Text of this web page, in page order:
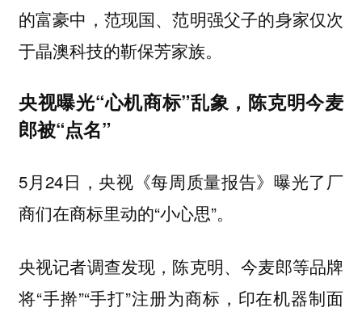
的富豪中，范现国、范明强父子的身家仅次
于晶澳科技的靳保芳家族。
央视曝光“心机商标”乱象，陈克明今麦
郎被“点名”
5月24日，央视《每周质量报告》曝光了厂
商们在商标里动的“小心思”。
央视记者调查发现，陈克明、今麦郎等品牌
将“手擀”“手打”注册为商标，印在机器制面